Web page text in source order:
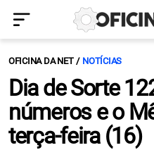
OFICINA DA NET NOTÍCIAS
Dia de Sorte
números e o
terça-feira (16)